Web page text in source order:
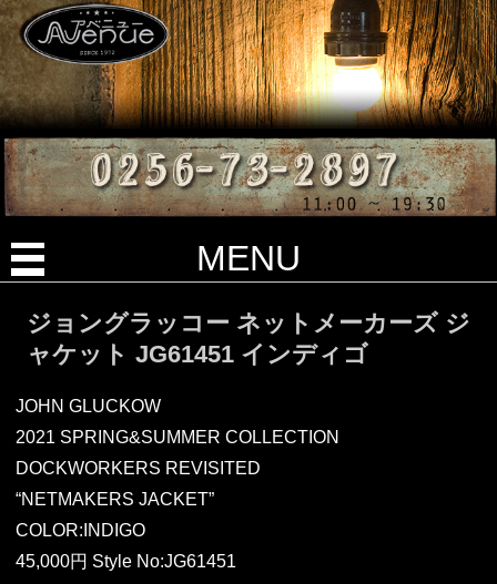
MENU
ジョングラッコー ネットメーカーズ ジ
ャケット JG61451 インディゴ
JOHN GLUCKOW
2021 SPRING&SUMMER COLLECTION
DOCKWORKERS REVISITED
“NETMAKERS JACKET”
COLOR:INDIGO
45,000円 Style No:JG61451